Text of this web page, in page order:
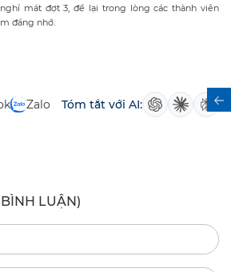
mát đợt 3, để lại trong lòng các thành viên
đáng nhớ.
Zalo Tóm tắt với AI:
LUẬN)